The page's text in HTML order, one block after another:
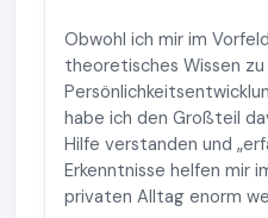
Obwohl ich mir im
theoretisches Wissen
habe ich den Großteil
Hilfe verstanden und
Erkenntnisse helfen mir
privaten Alltag enorm